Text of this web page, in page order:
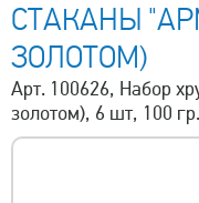
СТАКАНЫ
ЗОЛОТОМ)
Арт. 100626, Набор
золотом), 6 шт, 100 гр.